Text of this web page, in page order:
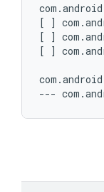
[ ]
[ ]
[ ]